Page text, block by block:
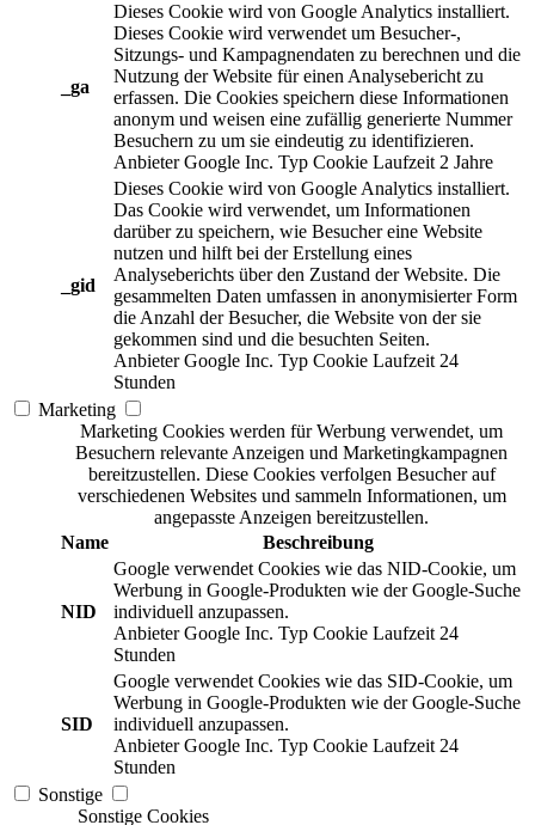
_ga
Dieses Cookie wird von Google Analytics installiert.
Dieses Cookie wird verwendet um Besucher-,
Sitzungs- und Kampagnendaten zu berechnen und die
Nutzung der Website für einen Analysebericht zu
erfassen. Die Cookies speichern diese Informationen
anonym und weisen eine zufällig generierte Nummer
Besuchern zu um sie eindeutig zu identifizieren.
Anbieter Google Inc. Typ Cookie Laufzeit 2 Jahre
_gid
Dieses Cookie wird von Google Analytics installiert.
Das Cookie wird verwendet, um Informationen
darüber zu speichern, wie Besucher eine Website
nutzen und hilft bei der Erstellung eines
Analyseberichts über den Zustand der Website. Die
gesammelten Daten umfassen in anonymisierter Form
die Anzahl der Besucher, die Website von der sie
gekommen sind und die besuchten Seiten.
Anbieter Google Inc. Typ Cookie Laufzeit 24
Stunden
Marketing
Marketing Cookies werden für Werbung verwendet, um
Besuchern relevante Anzeigen und Marketingkampagnen
bereitzustellen. Diese Cookies verfolgen Besucher auf
verschiedenen Websites und sammeln Informationen, um
angepasste Anzeigen bereitzustellen.
Name
Beschreibung
NID
Google verwendet Cookies wie das NID-Cookie, um
Werbung in Google-Produkten wie der Google-Suche
individuell anzupassen.
Anbieter Google Inc. Typ Cookie Laufzeit 24
Stunden
SID
Google verwendet Cookies wie das SID-Cookie, um
Werbung in Google-Produkten wie der Google-Suche
individuell anzupassen.
Anbieter Google Inc. Typ Cookie Laufzeit 24
Stunden
Sonstige
Sonstige Cookies